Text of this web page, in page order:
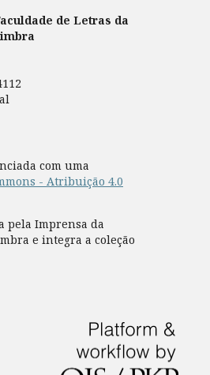
de Letras da
com uma
- Atribuição 4.0
pela Imprensa da
e integra a coleção